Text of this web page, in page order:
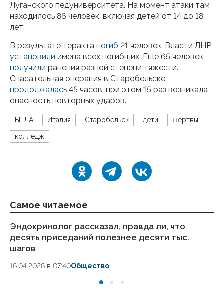
Луганского педуниверситета. На момент атаки там
находилось 86 человек, включая детей от 14 до 18
лет.
В результате теракта погиб 21 человек. Власти ЛНР
установили имена всех погибших. Еще 65 человек
получили ранения разной степени тяжести.
Спасательная операция в Старобельске
продолжалась 45 часов, при этом 15 раз возникала
опасность повторных ударов.
БПЛА Италия Старобельск дети жертвы
колледж
Самое читаемое
Эндокринолог рассказал, правда ли, что
десять приседаний полезнее десяти тыс.
шагов
16.04.2026 в 07:40Общество